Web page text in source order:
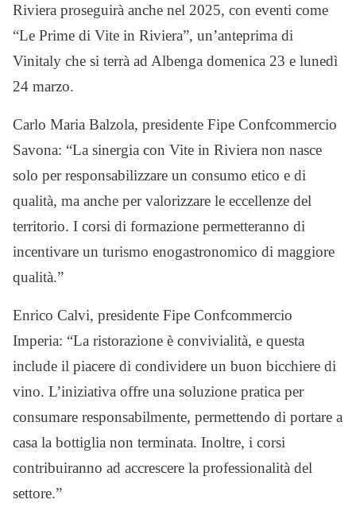
Riviera proseguirà anche nel 2025, con eventi come
“Le Prime di Vite in Riviera”, un’anteprima di
Vinitaly che si terrà ad Albenga domenica 23 e lunedì
24 marzo.
Carlo Maria Balzola, presidente Fipe Confcommercio
Savona: “La sinergia con Vite in Riviera non nasce
solo per responsabilizzare un consumo etico e di
qualità, ma anche per valorizzare le eccellenze del
territorio. I corsi di formazione permetteranno di
incentivare un turismo enogastronomico di maggiore
qualità.”
Enrico Calvi, presidente Fipe Confcommercio
Imperia: “La ristorazione è convivialità, e questa
include il piacere di condividere un buon bicchiere di
vino. L’iniziativa offre una soluzione pratica per
consumare responsabilmente, permettendo di portare a
casa la bottiglia non terminata. Inoltre, i corsi
contribuiranno ad accrescere la professionalità del
settore.”